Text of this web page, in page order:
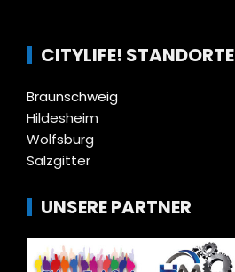
CITYLIFE! STANDORTE
Braunschweig
Hildesheim
Wolfsburg
Salzgitter
UNSERE PARTNER